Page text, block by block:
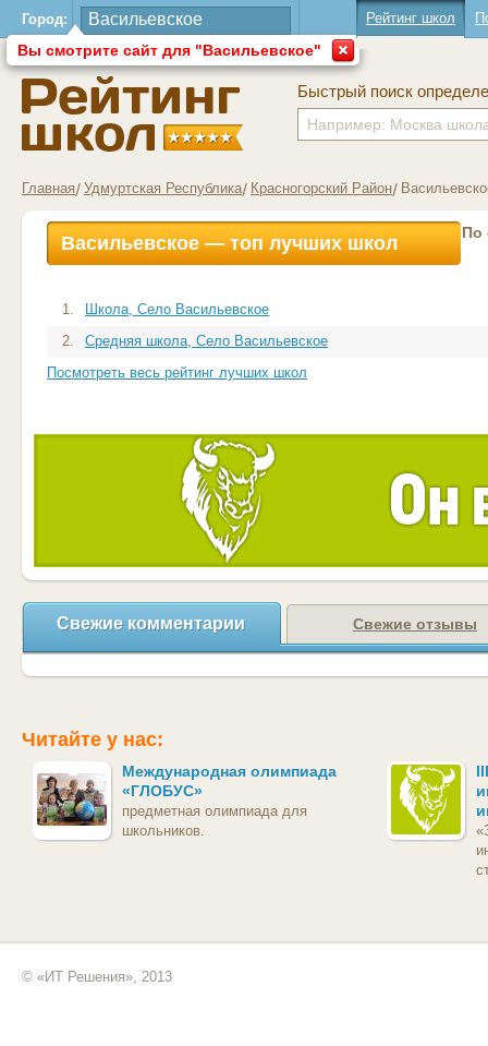
Город:
Вы смотрите сайт для "Васильевское"
Рейтинг школ
Быстрый поиск
Главная Удмуртская Республика Красногорский Район
Васильевское — топ лучших школ По
1.
Школа, Село Васильевское
2.
Средняя школа, Село Васильевское
Посмотреть весь рейтинг лучших школ
Свежие комментарии Свежие отзывы
Читайте у нас:
Международная олимпиада
«ГЛОБУС»
предметная олимпиада для
школьников.
© «ИТ Решения», 2013